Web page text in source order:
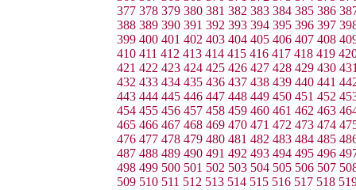
377 378 379 380 381 382 383 384 385 386
388 389 390 391 392 393 394 395 396 397
399 400 401 402 403 404 405 406 407 408
410 411 412 413 414 415 416 417 418 419
421 422 423 424 425 426 427 428 429 430
432 433 434 435 436 437 438 439 440 441
443 444 445 446 447 448 449 450 451 452
454 455 456 457 458 459 460 461 462 463
465 466 467 468 469 470 471 472 473 474
476 477 478 479 480 481 482 483 484 485
487 488 489 490 491 492 493 494 495 496
498 499 500 501 502 503 504 505 506 507
509 510 511 512 513 514 515 516 517 518